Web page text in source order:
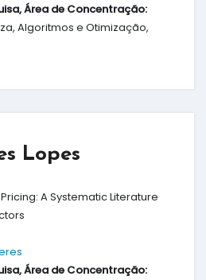
Área de Concentração:
Algoritmos e Otimização,
Lopes
A Systematic Literature
Área de Concentração: